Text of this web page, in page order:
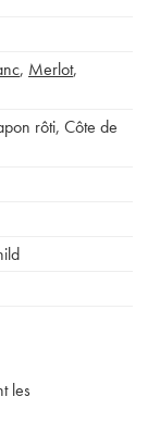
, Merlot,
rôti, Côte de
les